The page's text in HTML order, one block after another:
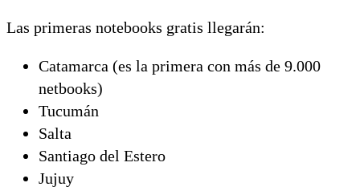
Las primeras notebooks gratis llegarán:
Catamarca (es la primera con más de 9.000
netbooks)
Tucumán
Salta
Santiago del Estero
Jujuy